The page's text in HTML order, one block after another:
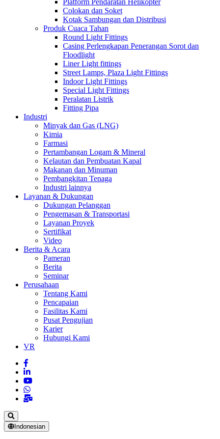
Platform Pendaratan Helikopter
Colokan dan Soket
Kotak Sambungan dan Distribusi
Produk Cuaca Tahan
Round Light Fittings
Casing Perlengkapan Penerangan Sorot dan
Floodlight
Liner Light fittings
Street Lamps, Plaza Light Fittings
Indoor Light Fittings
Special Light Fittings
Peralatan Listrik
Fitting Pipa
Industri
Minyak dan Gas (LNG)
Kimia
Farmasi
Pertambangan Logam & Mineral
Kelautan dan Pembuatan Kapal
Makanan dan Minuman
Pembangkitan Tenaga
Industri lainnya
Layanan & Dukungan
Dukungan Pelanggan
Pengemasan & Transportasi
Layanan Proyek
Sertifikat
Video
Berita & Acara
Pameran
Berita
Seminar
Perusahaan
Tentang Kami
Pencapaian
Fasilitas Kami
Pusat Pengujian
Karier
Hubungi Kami
VR
Indonesian